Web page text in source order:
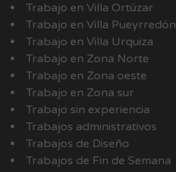
Trabajo en Villa Ortúzar
Trabajo en Villa Pueyrredón
Trabajo en Villa Urquiza
Trabajo en Zona Norte
Trabajo en Zona oeste
Trabajo en Zona sur
Trabajo sin experiencia
Trabajos administrativos
Trabajos de Diseño
Trabajos de Fin de Semana